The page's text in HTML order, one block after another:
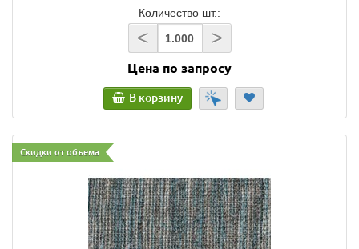
Количество шт.:
< >
Цена по запросу
В корзину
Скидки от объема